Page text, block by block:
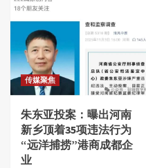
传媒聚焦
朱东亚投案：曝出河南
新乡顶着35项违法行为
“远洋捕捞”港商成都企
业